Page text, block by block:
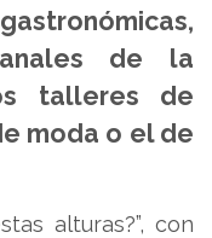
de la
talleres de
moda o el de
alturas?”, con